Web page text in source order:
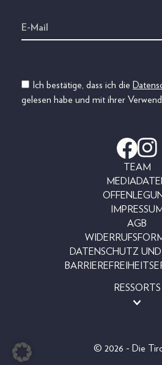
Ich bestätige, dass ich die
gelesen habe und mit ihrer
TEAM
IMPRESSUM
AGB
DATENSCHUTZ
RESSORTS
© 2026 - Die